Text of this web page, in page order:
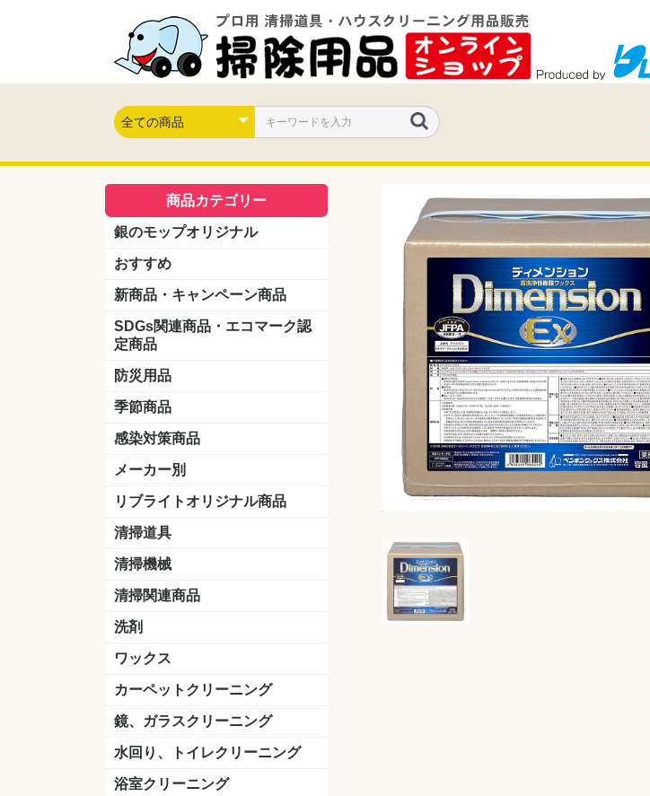
商品カテゴリー
銀のモップオリジナル
おすすめ
新商品・キャンペーン商品
キャンペーン商品
新製品
SDGs関連商品・エコマーク認
定商品
防災用品
季節商品
感染対策商品
おう吐物
除菌洗剤
うがい薬
マスク
手洗い石鹸
手指消毒
手袋
メーカー別
クオリティ
ニイタカ
シーバイエス 樹脂ワックス(一般製品)
ドライメンテナンス用樹
水性・半樹脂製品
油性ワックス
特殊用途製品
ニュートラ フロアケアシ
天然石材用・テラゾー・
木床用ワックス
床用クリーナー
植物油用クリーナー
鉱物油用クリーナー
リンレイ
ペンギンワックス 樹脂ワックス
水性・半樹脂製品
特殊用途製品
ドライメンテナンス用樹
クリーナー製品
石材床用商品
木床用商品
日常管理商品
横浜油脂工業
ミッケル化学（旧：スイショウ
ユシロ化学
コニシ
つやげん
ダイカ商事
スリーエムジャパン
山崎産業
テラモト
セイワ
エトレー
ラバーメイド
ジャパックス
日本サニパック
ケルヒャー
マキタ
ショーワグローブ
花王
サラヤ
アルボース
コスケム
ミヤキ
紺商
信徳ポミー
リブライトオリジナル商品
LLオレンジクリーナー
LL油脂専用クリーナー
LLワックスモップ
LL-21
マーベラスiL
清掃道具
ほうき
ちりとり
モップ及び関連品 ワンタッチ式モップ
水切りドライヤー
その他アタッチメント
(ワンタッチ式用)
モップ ワックス塗布
ハードフロア用ダストモップ
テラモト
その他
清掃機械
掃除機
ドライバキューム
アップライトバキューム
コードレスタイプ
高圧洗浄機
吸水機
カーペット用マシン
送風機
ポリッシャー スタンダード
ハンディポリッシャー
ポリッシャー・自動床洗浄機用
掃除機用紙パック
その他
清掃関連商品
ダストカート
台車
移動式バレット
脚立
モップハンガー
サインボード
光沢計
カーペット汚染度計
洗剤
床用表面洗浄剤
ハクリ剤
厨房用
工場用
石材用
サビ用
木材用
タイル用
外壁用
壁面用
手あか用
病院用
除菌用
ワックス
樹脂ワックス
半樹脂ワックス
フローリング用
病院用ワックス
中性ワックス
石材用
木床用
その他
カーペットクリーニング
洗剤
ブラシ
パット
その他
鏡、ガラスクリーニング
ガラスワイパー
シャンパー(ウオッシャー)
ガラススクイジー
ケレン
ツールホルダー
洗剤 うろこ取り
天井・高所作業
水回り、トイレクリーニング
洗剤
尿石除去剤
水アカ除去剤
排水管つまり除去剤
消臭・防臭剤
道具
浴室クリーニング